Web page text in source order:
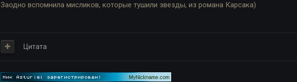
Заодно вспомнила мисликов, которые тушили звезды, из романа Карсака)
Цитата